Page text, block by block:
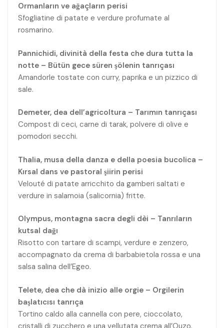
Ormanların ve ağaçların perisi
Sfogliatine di patate e verdure profumate al
rosmarino.
Pannichidi, divinità della festa che dura tutta la
notte – Bütün gece süren şölenin tanrıçası
Amandorle tostate con curry, paprika e un pizzico di
sale.
Demeter, dea dell’agricoltura – Tarımın tanrıçası
Compost di ceci, carne di tarak, polvere di olive e
pomodori secchi.
Thalia, musa della danza e della poesia bucolica –
Kırsal dans ve pastoral şiirin perisi
Velouté di patate arricchito da gamberi saltati e
verdure in salamoia (salicornia) fritte.
Olympus, montagna sacra degli dèi – Tanrıların
kutsal dağı
Risotto con tartare di scampi, verdure e zenzero,
accompagnato da crema di barbabietola rossa e una
salsa salina dell’Egeo.
Telete, dea che dà inizio alle orgie – Orgilerin
başlatıcısı tanrıça
Tortino caldo alla cannella con pere, cioccolato,
cristalli di zucchero e una vellutata crema all’Ouzo.